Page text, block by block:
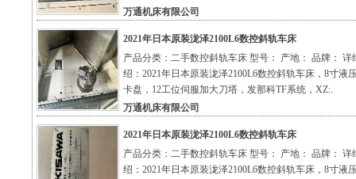
万通机床有限公司
2021年日本原装泷泽2100L6数控斜轨车床
产品分类：二手数控斜轨车床 型号： 产地： 品牌： 详
绍：2021年日本原装泷泽2100L6数控斜轨车床，8寸液
卡盘，12工位伺服加大刀塔，发那科TF系统，XZ:.
万通机床有限公司
2021年日本原装泷泽2100L6数控斜轨车床
产品分类：二手数控斜轨车床 型号： 产地： 品牌： 详
绍：2021年日本原装泷泽2100L6数控斜轨车床，8寸液